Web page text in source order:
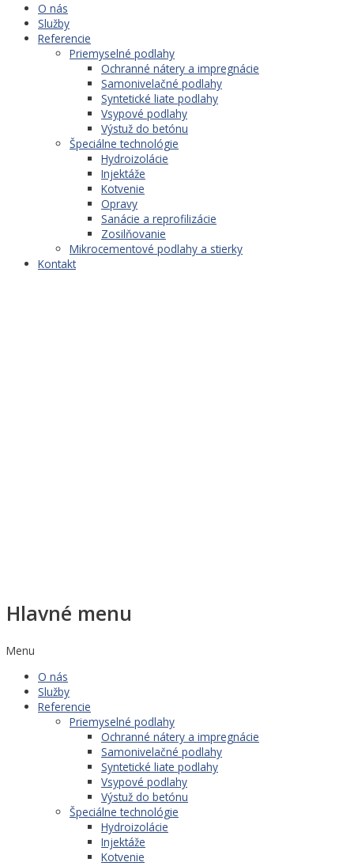
O nás
Služby
Referencie
Priemyselné podlahy
Ochranné nátery a impregnácie
Samonivelačné podlahy
Syntetické liate podlahy
Vsypové podlahy
Výstuž do betónu
Špeciálne technológie
Hydroizolácie
Injektáže
Kotvenie
Opravy
Sanácie a reprofilizácie
Zosilňovanie
Mikrocementové podlahy a stierky
Kontakt
Hlavné menu
Menu
O nás
Služby
Referencie
Priemyselné podlahy
Ochranné nátery a impregnácie
Samonivelačné podlahy
Syntetické liate podlahy
Vsypové podlahy
Výstuž do betónu
Špeciálne technológie
Hydroizolácie
Injektáže
Kotvenie